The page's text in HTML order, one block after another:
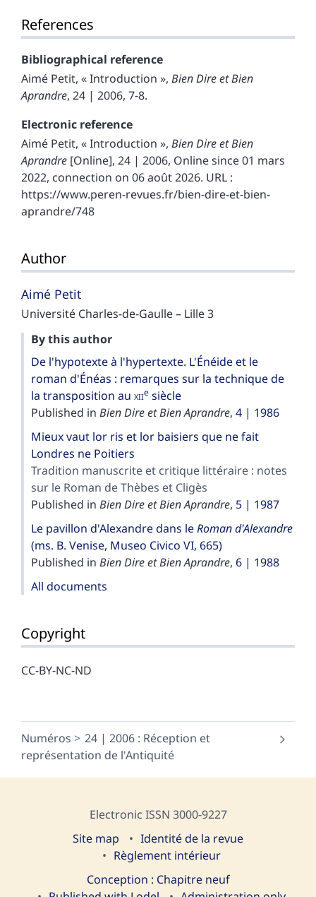
References
Bibliographical reference
Aimé Petit, « Introduction », Bien Dire et Bien
Aprandre, 24 | 2006, 7-8.
Electronic reference
Aimé Petit, « Introduction », Bien Dire et Bien
Aprandre [Online], 24 | 2006, Online since 01 mars
2022, connection on 06 août 2026. URL :
https://www.peren-revues.fr/bien-dire-et-bien-
aprandre/748
Author
Aimé Petit
Université Charles-de-Gaulle – Lille 3
By this author
De l'hypotexte à l'hypertexte. L'Énéide et le
roman d'Énéas : remarques sur la technique de
la transposition au xiie siècle
Published in Bien Dire et Bien Aprandre, 4 | 1986
Mieux vaut lor ris et lor baisiers que ne fait
Londres ne Poitiers
Tradition manuscrite et critique littéraire : notes
sur le Roman de Thèbes et Cligès
Published in Bien Dire et Bien Aprandre, 5 | 1987
Le pavillon d'Alexandre dans leRoman d'Alexandre
(ms. B. Venise, Museo Civico VI, 665)
Published in Bien Dire et Bien Aprandre, 6 | 1988
All documents
Copyright
CC-BY-NC-ND
Numéros
24 | 2006 : Réception et
représentation de l'Antiquité
Electronic ISSN 3000-9227
Site map
Identité de la revue
Règlement intérieur
Conception : Chapitre neuf